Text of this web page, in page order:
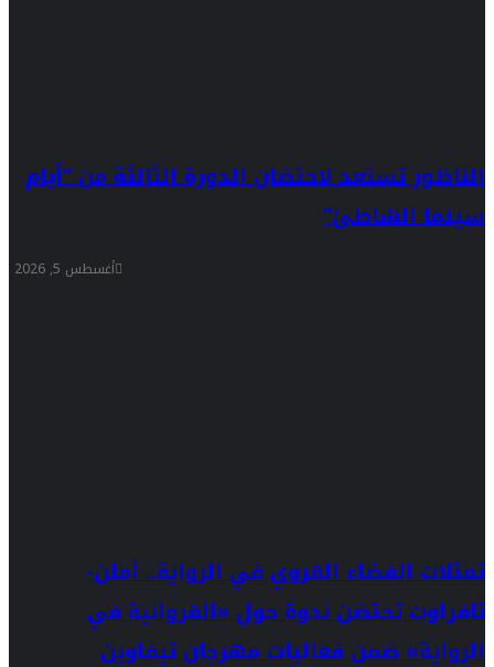
الناظور تستعد لاحتضان الدورة الثالثة من “أيام
سينما الشاطئ”
أغسطس 5, 2026
تمثلات الفضاء القروي في الرواية.. أملن-
تافراوت تحتضن ندوة حول «القروانية في
الرواية» ضمن فعاليات مهرجان تيفاوين